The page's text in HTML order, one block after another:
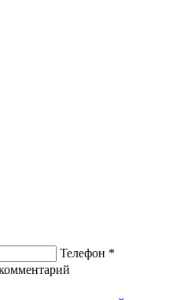
Телефон *